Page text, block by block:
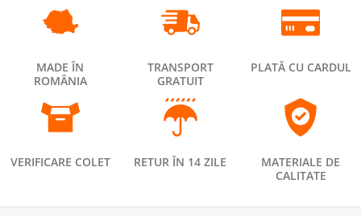
MADE ÎN
ROMÂNIA
TRANSPORT
GRATUIT
PLATĂ CU CARDUL
VERIFICARE COLET RETUR ÎN 14 ZILE
MATERIALE DE
CALITATE